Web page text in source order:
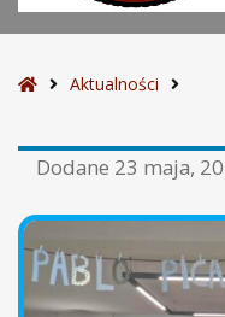
S
o
a
g
ł
ó
Aktualności
Dodane 23 maja,